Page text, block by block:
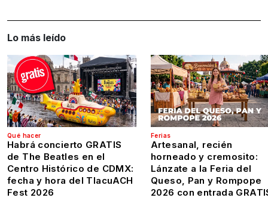
Lo más leído
Qué hacer
Habrá concierto GRATIS
de The Beatles en el
Centro Histórico de CDMX:
fecha y hora del TlacuACH
Fest 2026
Ferias
Artesanal, recién
horneado y cremosito:
Lánzate a la Feria del
Queso, Pan y Rompope
2026 con entrada